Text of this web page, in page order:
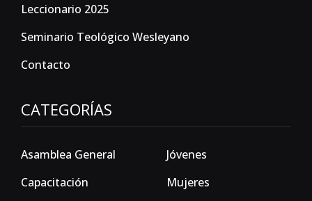
Leccionario 2025
Seminario Teológico Wesleyano
Contacto
CATEGORÍAS
Asamblea General
Capacitación
Jóvenes
Mujeres